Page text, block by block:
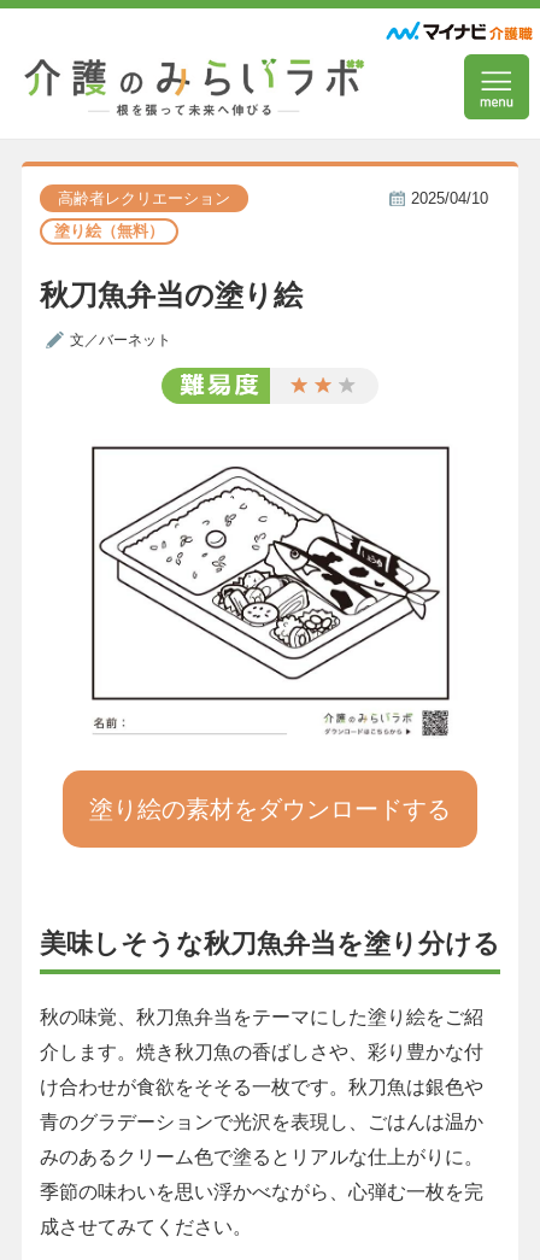
高齢者レクリエーション
塗り絵（無料）
2025/04/10
秋刀魚弁当の塗り絵
文／バーネット
塗り絵の素材をダウンロードする
美味しそうな秋刀魚弁当を塗り分ける
秋の味覚、秋刀魚弁当をテーマにした塗り絵をご紹
介します。焼き秋刀魚の香ばしさや、彩り豊かな付
け合わせが食欲をそそる一枚です。秋刀魚は銀色や
青のグラデーションで光沢を表現し、ごはんは温か
みのあるクリーム色で塗るとリアルな仕上がりに。
季節の味わいを思い浮かべながら、心弾む一枚を完
成させてみてください。